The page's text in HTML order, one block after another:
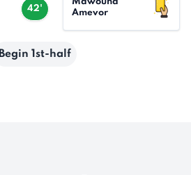
42'
Amevor
Begin 1st-half